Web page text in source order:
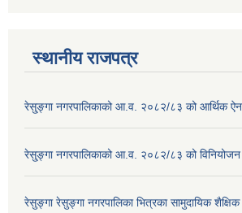
स्थानीय राजपत्र
रेसु्ङ्गा नगरपालिकाको आ.व. २०८२/८३ को आर्थिक
रेसु्ङ्गा नगरपालिकाको आ.व. २०८२/८३ को
रेसुङ्गा रेसुङ्गा नगरपालिका भित्रका सामुदायिक